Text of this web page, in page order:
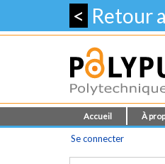
< Retour
Accueil À
Se connecter